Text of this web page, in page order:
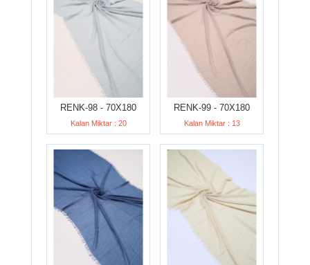
RENK-98 - 70X180
Kalan Miktar : 20
RENK-99 - 70X180
Kalan Miktar : 13